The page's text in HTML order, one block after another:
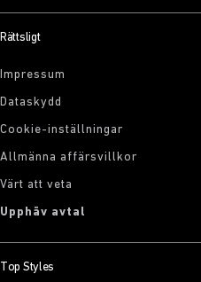
Rättsligt
Impressum
Dataskydd
Cookie-inställningar
Allmänna affärsvillkor
Värt att veta
Upphäv avtal
Top Styles